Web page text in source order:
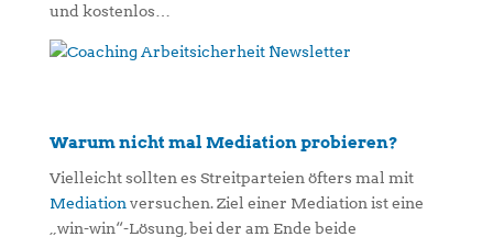
und kostenlos…
Warum nicht mal Mediation probieren?
Vielleicht sollten es Streitparteien öfters mal mit
Mediation versuchen. Ziel einer Mediation ist eine
„win-win“-Lösung, bei der am Ende beide